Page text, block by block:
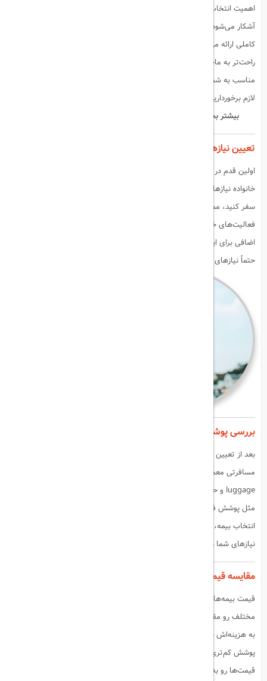
اهمیت انتخاب بیمه مسافرتی مناسب، به ویژه در سفرهای بین‌المللی بیشتر
آشکار می‌شود. با بررسی دقیق و انتخاب بیمه‌ای که پوشش‌های متنوع و
کاملی ارائه می‌دهد، می‌توانید از سفر خود لذت بیشتری ببرید و با خیالی
راحت‌تر به ماجراجویی‌های جدید بپردازید. در نهایت، داشتن بیمه مسافرتی
مناسب به شما این اطمینان را می‌دهد که در هر شرایطی از حمایت و پشتیبانی
لازم برخوردارید و می‌توانید با آرامش و اطمینان به سفر خود ادامه دهید.
بیشتر بخوانید:
تعیین نیازهای خود
اولین قدم در انتخاب بیمه مسافرتی، تعیین نیازهای شماست. هر فرد یا
خانواده نیازهای متفاوتی داره. برای مثال، اگر قصد دارید به یک کشور خارجی
سفر کنید، ممکنه به بیمه درمانی بین‌المللی نیاز داشته باشید. اگر قصد دارید
فعالیت‌های خطرناک مثل اسکی یا غواصی انجام بدید، ممکنه به پوشش
اضافی برای این فعالیت‌ها نیاز داشته باشید. بنابراین، قبل از انتخاب بیمه،
حتماً نیازهای خود رو مشخص کنید.
بررسی پوشش‌های بیمه
بعد از تعیین نیازهای خود، باید پوشش‌های بیمه رو بررسی کنید. بیمه‌های
مسافرتی معمولاً پوشش‌هایی مثل درمان پزشکی، لغو یا قطع سفر، گم شدن
luggage و حوادث رو ارائه می‌دن. برخی بیمه‌ها ممکنه پوشش‌های اضافی
مثل پوشش فعالیت‌های خطرناک یا پوشش کرونا رو هم ارائه بدن. قبل از
انتخاب بیمه، حتماً پوشش‌های اون رو به دقت بررسی کنید و مطمئن بشید که
نیازهای شما رو پوشش می‌ده.
مقایسه قیمت‌ها
قیمت بیمه‌های مسافرتی می‌تونه بسیار متفاوت باشه. بهتره قیمت‌های
مختلف رو مقایسه کنید و بیمه‌ای رو انتخاب کنید که بهترین ارزش رو نسبت
به هزینه‌اش داره. برخی بیمه‌ها ممکنه قیمت پایین‌تری داشته باشن، اما
پوشش کم‌تری ارائه بدن. بنابراین، قبل از انتخاب بیمه، حتماً پوشش‌ها و
قیمت‌ها رو به دقت مقایسه کنید.